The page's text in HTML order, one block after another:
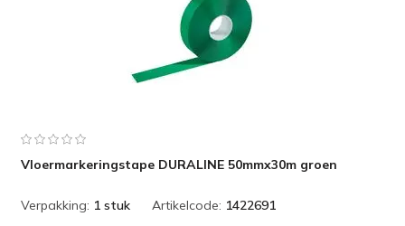
Vloermarkeringstape DURALINE 50mmx30m groen
Verpakking: 1 stuk Artikelcode: 1422691